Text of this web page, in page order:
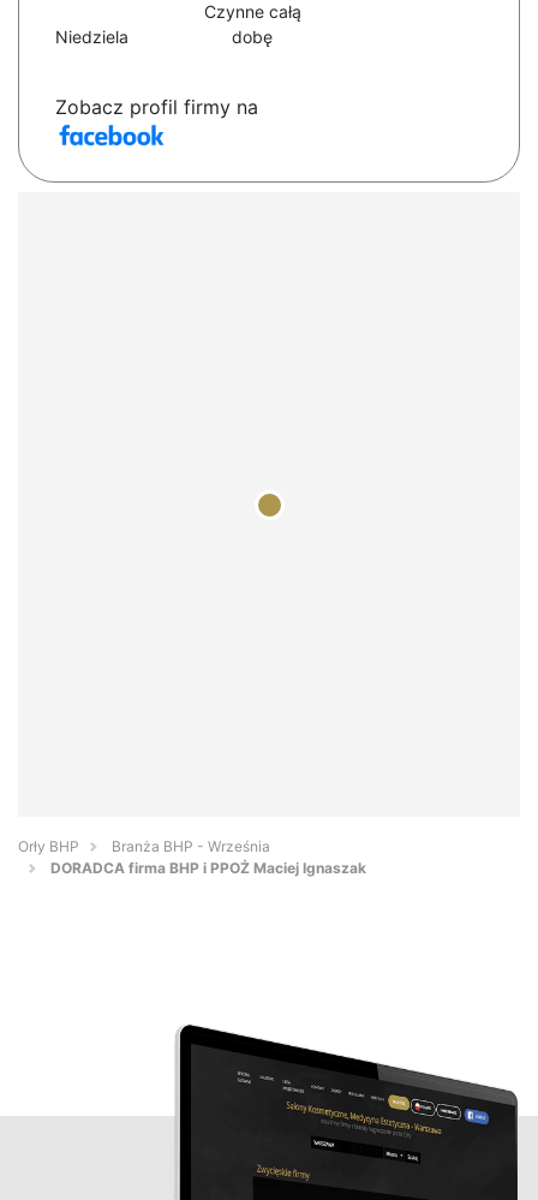
Niedziela
Czynne całą
dobę
Zobacz profil firmy na
Orły BHP
Branża BHP - Września
DORADCA firma BHP i PPOŻ Maciej Ignaszak